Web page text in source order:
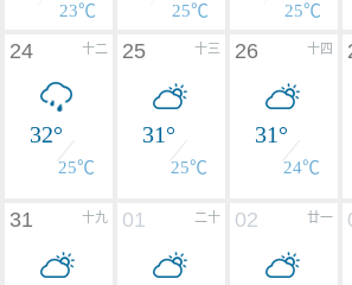
23℃ 25℃ 25℃
十二
24
32°
25℃
十三
25
31°
25℃
十四
26
31°
24℃
十九
31 二十
01 廿一
02